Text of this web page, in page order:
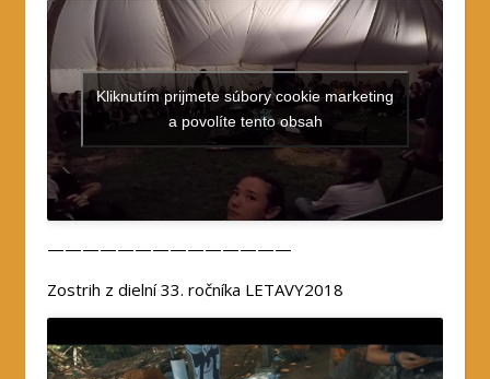
Kliknutím prijmete súbory cookie marketing
a povolíte tento obsah
——————————————
Zostrih z dielní 33. ročníka LETAVY2018